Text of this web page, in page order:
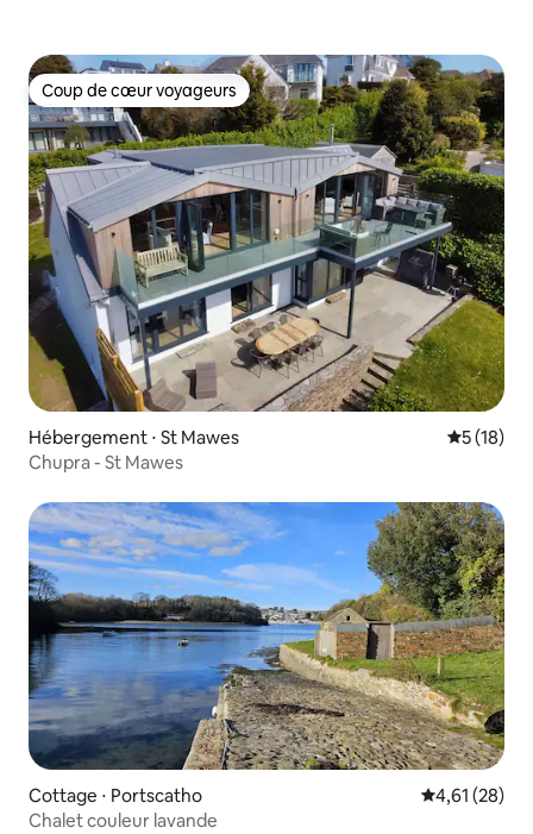
Coup de cœur voyageurs
Coup de cœur voyageurs
Hébergement ⋅ St Mawes
5 (18)
Chupra - St Mawes
Cottage ⋅ Portscatho Évaluation
4,61 (28)
Chalet couleur lavande